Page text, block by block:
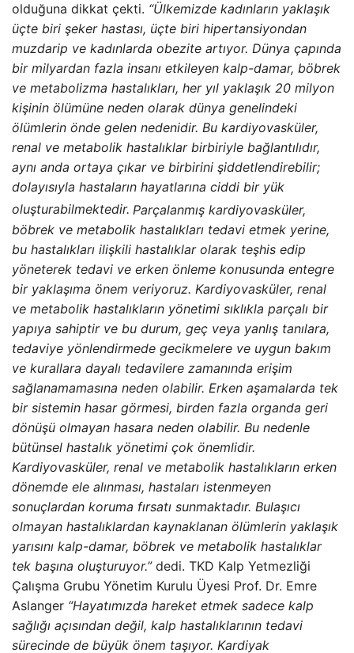
olduğuna dikkat çekti. “Ülkemizde kadınların yaklaşık
üçte biri şeker hastası, üçte biri hipertansiyondan
muzdarip ve kadınlarda obezite artıyor. Dünya çapında
bir milyardan fazla insanı etkileyen kalp-damar, böbrek
ve metabolizma hastalıkları, her yıl yaklaşık 20 milyon
kişinin ölümüne neden olarak dünya genelindeki
ölümlerin önde gelen nedenidir. Bu kardiyovasküler,
renal ve metabolik hastalıklar birbiriyle bağlantılıdır,
aynı anda ortaya çıkar ve birbirini şiddetlendirebilir;
dolayısıyla hastaların hayatlarına ciddi bir yük
oluşturabilmektedir. Parçalanmış kardiyovasküler,
böbrek ve metabolik hastalıkları tedavi etmek yerine,
bu hastalıkları ilişkili hastalıklar olarak teşhis edip
yöneterek tedavi ve erken önleme konusunda entegre
bir yaklaşıma önem veriyoruz. Kardiyovasküler, renal
ve metabolik hastalıkların yönetimi sıklıkla parçalı bir
yapıya sahiptir ve bu durum, geç veya yanlış tanılara,
tedaviye yönlendirmede gecikmelere ve uygun bakım
ve kurallara dayalı tedavilere zamanında erişim
sağlanamamasına neden olabilir. Erken aşamalarda tek
bir sistemin hasar görmesi, birden fazla organda geri
dönüşü olmayan hasara neden olabilir. Bu nedenle
bütünsel hastalık yönetimi çok önemlidir.
Kardiyovasküler, renal ve metabolik hastalıkların erken
dönemde ele alınması, hastaları istenmeyen
sonuçlardan koruma fırsatı sunmaktadır. Bulaşıcı
olmayan hastalıklardan kaynaklanan ölümlerin yaklaşık
yarısını kalp-damar, böbrek ve metabolik hastalıklar
tek başına oluşturuyor.”dedi. TKD Kalp Yetmezliği
Çalışma Grubu Yönetim Kurulu Üyesi Prof. Dr. Emre
Aslanger “Hayatımızda hareket etmek sadece kalp
sağlığı açısından değil, kalp hastalıklarının tedavi
sürecinde de büyük önem taşıyor. Kardiyak